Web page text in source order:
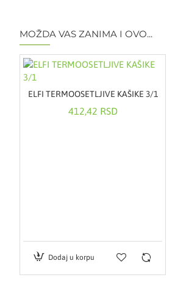
MOŽDA VAS ZANIMA I OVO...
ELFI TERMOOSETLJIVE KAŠIKE 3/1
412,42 RSD
Dodaj u korpu